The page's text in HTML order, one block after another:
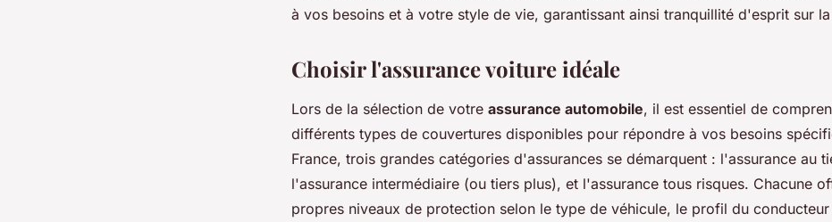
à vos besoins et à votre style de vie, garantissant ainsi tranquillité d'esprit sur
Choisir l'assurance voiture idéale
Lors de la sélection de votre assurance automobile, il est essentiel de
différents types de couvertures disponibles pour répondre à vos besoins
France, trois grandes catégories d'assurances se démarquent : l'assurance au
l'assurance intermédiaire (ou tiers plus), et l'assurance tous risques. Chacune
propres niveaux de protection selon le type de véhicule, le profil du